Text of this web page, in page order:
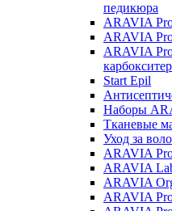
педикюра
ARAVIA
ARAVIA
ARAVIA
Start Epil
Наборы
Тканевые
Уход за
ARAVIA
ARAVIA
ARAVIA
ARAVIA